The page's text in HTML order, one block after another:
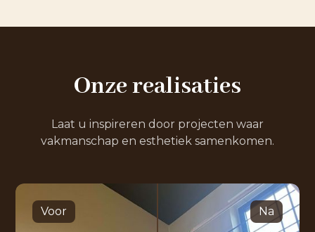
Onze realisaties
Laat u inspireren door projecten waar
vakmanschap en esthetiek samenkomen.
Voor Na